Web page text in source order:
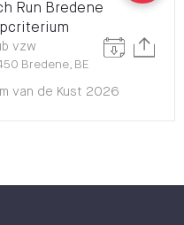
Run Bredene
vzw
Bredene, BE
van de Kust 2026